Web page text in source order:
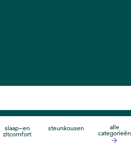
slaap-en
zitcomfort
steunkousen
alle
categorieën